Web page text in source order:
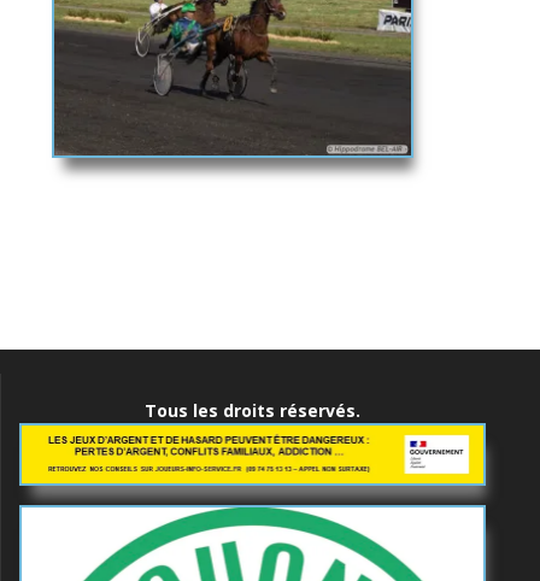
l’article
Tous les droits réservés.